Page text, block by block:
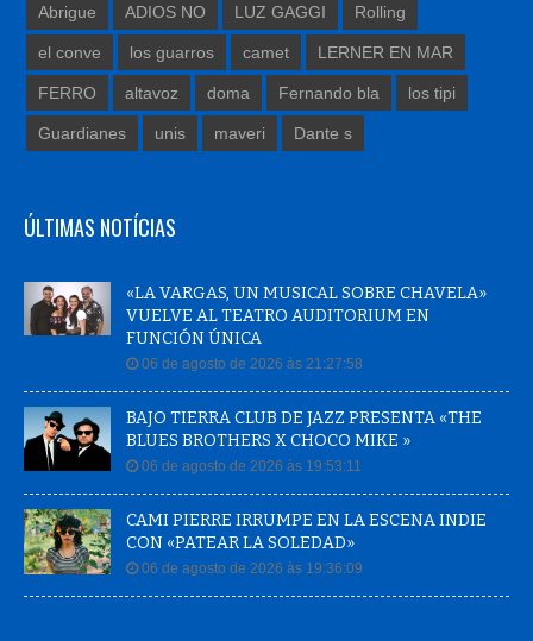
Abrigue ADIOS NO LUZ GAGGI Rolling
el conve los guarros camet LERNER EN MAR
FERRO altavoz doma Fernando bla los tipi
Guardianes unis maveri Dante s
ÚLTIMAS NOTÍCIAS
«LA VARGAS, UN MUSICAL SOBRE CHAVELA»
VUELVE AL TEATRO AUDITORIUM EN
FUNCIÓN ÚNICA
06 de agosto de 2026 às 21:27:58
BAJO TIERRA CLUB DE JAZZ PRESENTA «THE
BLUES BROTHERS X CHOCO MIKE »
06 de agosto de 2026 às 19:53:11
CAMI PIERRE IRRUMPE EN LA ESCENA INDIE
CON «PATEAR LA SOLEDAD»
06 de agosto de 2026 às 19:36:09